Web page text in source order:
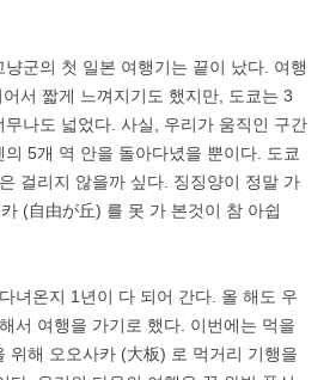
군의 첫 일본 여행기는 끝이 났다. 여행
서 짧게 느껴지기도 했지만, 도쿄는 3
나도 넓었다. 사실, 우리가 움직인 구간
5개 역 안을 돌아다녔을 뿐이다. 도쿄
걸리지 않을까 싶다. 징징양이 정말 가
(自由が丘) 를 못 가 본것이 참 아쉽
녀온지 1년이 다 되어 간다. 올 해도 우
서 여행을 가기로 했다. 이번에는 먹을
위해 오오사카 (大板) 로 먹거리 기행을